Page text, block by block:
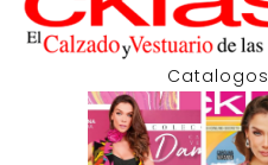
Catalogos